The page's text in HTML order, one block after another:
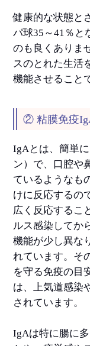
健康的な状態と
パ球35～41％と
のも良くありま
スのとれた生活
機能させること
② 粘膜免疫
IgAとは、簡単
ン）で、口腔や
ているようなも
けに反応するの
広く反応するこ
ルス感染してか
機能が少し異な
れています。そ
を守る免疫の目
は、上気道感染
されています。
IgAは特に腸に